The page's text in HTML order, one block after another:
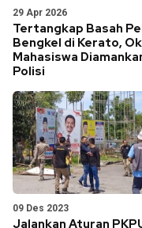
29 Apr 2026
Tertangkap Basah
Bengkel di Kerato,
Mahasiswa
Polisi
09 Des 2023
Jalankan Aturan